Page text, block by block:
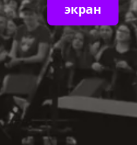
экран